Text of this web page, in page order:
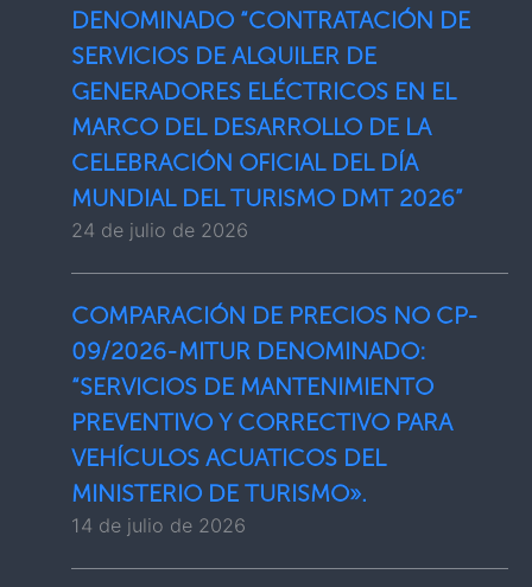
DENOMINADO “CONTRATACIÓN DE
SERVICIOS DE ALQUILER DE
GENERADORES ELÉCTRICOS EN EL
MARCO DEL DESARROLLO DE LA
CELEBRACIÓN OFICIAL DEL DÍA
MUNDIAL DEL TURISMO DMT 2026”
24 de julio de 2026
COMPARACIÓN DE PRECIOS NO CP-
09/2026-MITUR DENOMINADO:
“SERVICIOS DE MANTENIMIENTO
PREVENTIVO Y CORRECTIVO PARA
VEHÍCULOS ACUATICOS DEL
MINISTERIO DE TURISMO».
14 de julio de 2026